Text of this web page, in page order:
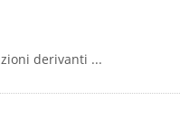
derivanti ...